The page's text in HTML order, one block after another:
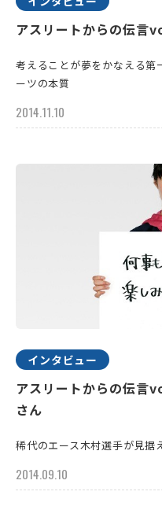
アスリートからの伝
考えることが夢をかなえる第
ーツの本質
2014.11.10
インタビュー
アスリートからの伝
さん
稀代のエース木村選手が見据
2014.09.10